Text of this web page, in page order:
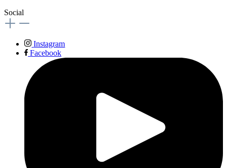
Social
Instagram
Facebook